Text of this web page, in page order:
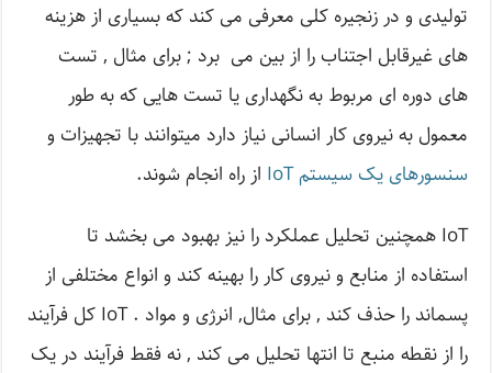
تولیدی و در زنجیره کلی معرفی می کند که بسیاری از هزینه
های غیرقابل اجتناب را از بین می برد ; برای مثال , تست
های دوره ای مربوط به نگهداری یا تست هایی که به طور
معمول به نیروی کار انسانی نیاز دارد میتوانند با تجهیزات و
سنسورهای یک سیستم IoT
از راه انجام شوند.
IoT همچنین تحلیل عملکرد را نیز بهبود می بخشد تا
استفاده از منابع و نیروی کار را بهینه کند و انواع مختلفی از
پسماند را حذف کند , برای مثال, انرژی و مواد . IoT کل فرآیند
را از نقطه منبع تا انتها تحلیل می کند , نه فقط فرآیند در یک